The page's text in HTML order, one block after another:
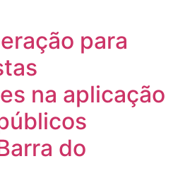
para
na aplicação
do